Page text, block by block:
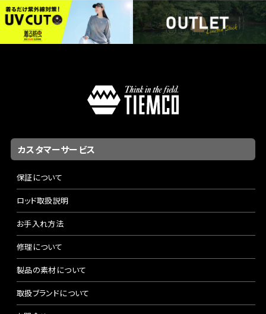
カスタマーサービス
保証について
ロッド取扱説明
お手入れ方法
修理について
製品の素材について
取扱ブランドについて